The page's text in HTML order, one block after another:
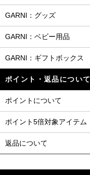
GARNI：グッズ
GARNI：ベビー用品
GARNI：ギフトボックス
ポイント・返品について
ポイントについて
ポイント5倍対象アイテム
返品について